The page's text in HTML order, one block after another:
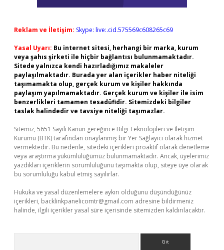
Reklam ve İletişim: Skype: live:.cid.575569c608265c69
Yasal Uyarı: Bu internet sitesi, herhangi bir marka, kurum
veya şahıs şirketi ile hiçbir bağlantısı bulunmamaktadır.
Sitede yalnızca kendi hazırladığımız makaleler
paylaşılmaktadır. Burada yer alan içerikler haber niteliği
taşımamakta olup, gerçek kurum ve kişiler hakkında
paylaşım yapılmamaktadır. Gerçek kurum ve kişiler ile isim
benzerlikleri tamamen tesadüfidir. Sitemizdeki bilgiler
taslak halindedir ve tavsiye niteliği taşımazlar.
Sitemiz, 5651 Sayılı Kanun gereğince Bilgi Teknolojileri ve İletişim
Kurumu (BTK) tarafından onaylanmış bir Yer Sağlayıcı olarak hizmet
vermektedir. Bu nedenle, sitedeki içerikleri proaktif olarak denetleme
veya araştırma yükümlülüğümüz bulunmamaktadır. Ancak, üyelerimiz
yazdıkları içeriklerin sorumluluğunu taşımakta olup, siteye üye olarak
bu sorumluluğu kabul etmiş sayılırlar.
Hukuka ve yasal düzenlemelere aykırı olduğunu düşündüğünüz
içerikleri, backlinkpanelicomtr@gmail.com adresine bildirmeniz
halinde, ilgili içerikler yasal süre içerisinde sitemizden kaldırılacaktır.